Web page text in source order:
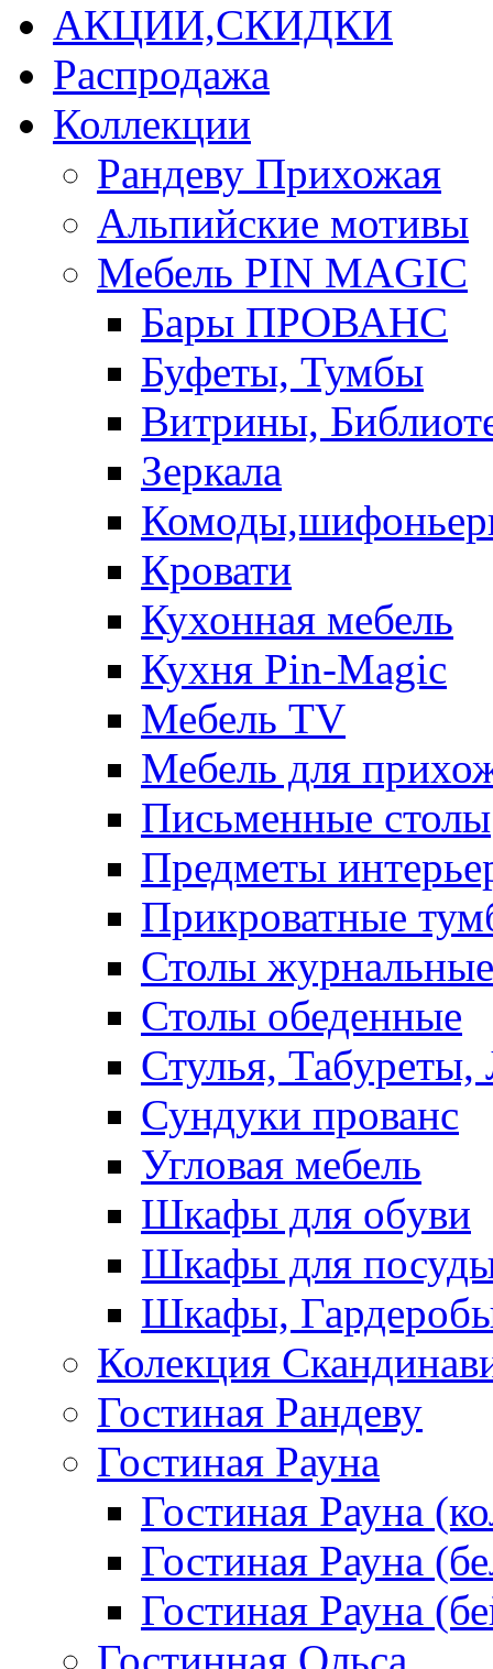
АКЦИИ,СКИДКИ
Распродажа
Коллекции
Рандеву Прихожая
Альпийские мотивы
Мебель PIN MAGIС
Бары ПРОВАНС
Буфеты, Тумбы
Витрины,
Зеркала
Кровати
Кухонная мебель
Кухня Pin-Magic
Мебель TV
Мебель для
Письменные столы
Предметы
Прикроватные
Столы журнальные
Столы обеденные
Стулья, Табуреты,
Сундуки прованс
Угловая мебель
Шкафы для обуви
Шкафы для
Шкафы,
Колекция
Гостиная Рандеву
Гостиная Рауна
Гостиная Рауна
Гостиная Рауна
Гостиная Рауна